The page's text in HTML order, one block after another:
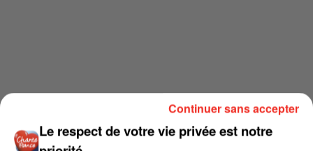
Le respect de votre vie privée est notre
Continuer sans accepter